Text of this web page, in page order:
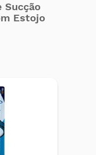
Sucção
Estojo